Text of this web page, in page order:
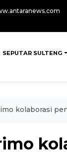
SEPUTAR SULTENG
kolaborasi